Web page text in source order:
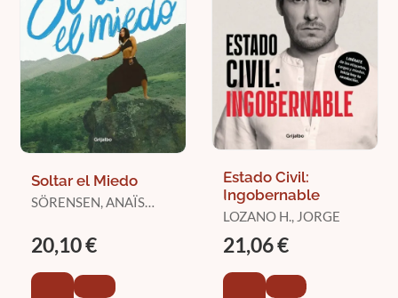
Soltar el Miedo
SÖRENSEN, ANAÏS
20,10 €
Estado Civil:
Ingobernable
LOZANO H., JORGE
21,06 €